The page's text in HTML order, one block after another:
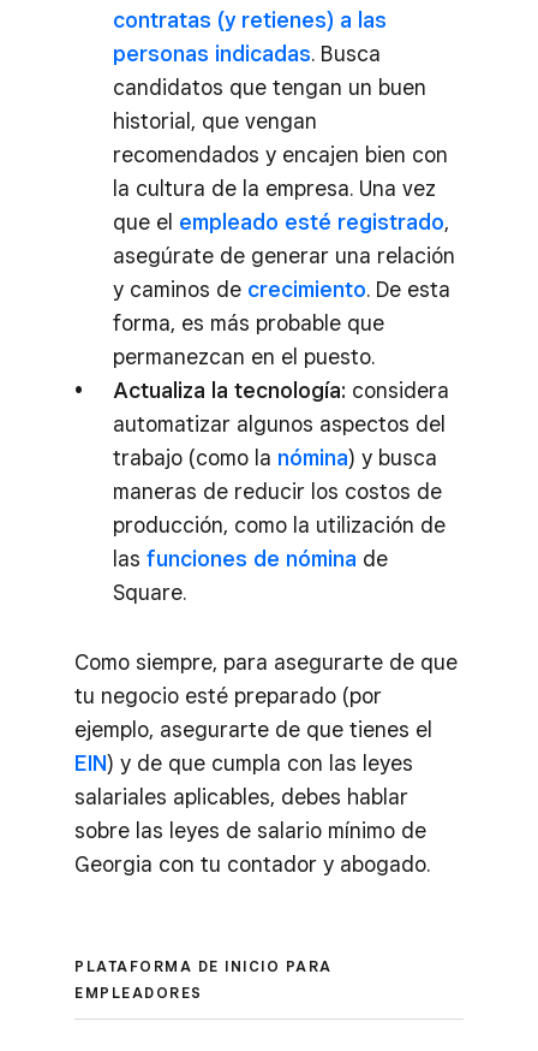
contratas (y retienes) a las
personas indicadas. Busca
candidatos que tengan un buen
historial, que vengan
recomendados y encajen bien con
la cultura de la empresa. Una vez
que el empleado esté registrado,
asegúrate de generar una relación
y caminos de crecimiento. De esta
forma, es más probable que
permanezcan en el puesto.
Actualiza la tecnología: considera
automatizar algunos aspectos del
trabajo (como la nómina) y busca
maneras de reducir los costos de
producción, como la utilización de
las funciones de nómina de
Square.
Como siempre, para asegurarte de que
tu negocio esté preparado (por
ejemplo, asegurarte de que tienes el
EIN) y de que cumpla con las leyes
salariales aplicables, debes hablar
sobre las leyes de salario mínimo de
Georgia con tu contador y abogado.
PLATAFORMA DE INICIO PARA
EMPLEADORES